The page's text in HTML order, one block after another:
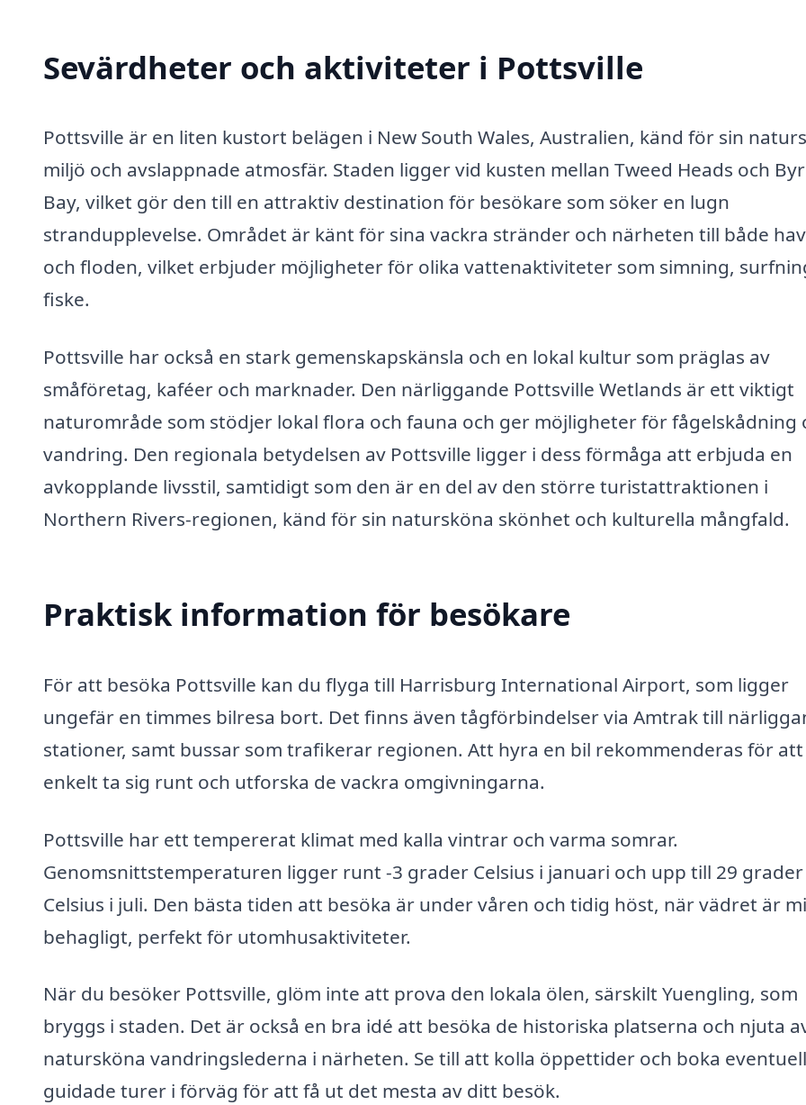
Sevärdheter och aktiviteter i Pottsville
Pottsville är en liten kustort belägen i New South Wales, Australien, känd för sin
miljö och avslappnade atmosfär. Staden ligger vid kusten mellan Tweed Heads och
Bay, vilket gör den till en attraktiv destination för besökare som söker en lugn
strandupplevelse. Området är känt för sina vackra stränder och närheten till både
och floden, vilket erbjuder möjligheter för olika vattenaktiviteter som simning,
fiske.
Pottsville har också en stark gemenskapskänsla och en lokal kultur som präglas av
småföretag, kaféer och marknader. Den närliggande Pottsville Wetlands är ett viktigt
naturområde som stödjer lokal flora och fauna och ger möjligheter för fågelskådning
vandring. Den regionala betydelsen av Pottsville ligger i dess förmåga att erbjuda en
avkopplande livsstil, samtidigt som den är en del av den större turistattraktionen i
Northern Rivers-regionen, känd för sin natursköna skönhet och kulturella mångfald.
Praktisk information för besökare
För att besöka Pottsville kan du flyga till Harrisburg International Airport, som ligger
ungefär en timmes bilresa bort. Det finns även tågförbindelser via Amtrak till
stationer, samt bussar som trafikerar regionen. Att hyra en bil rekommenderas för att
enkelt ta sig runt och utforska de vackra omgivningarna.
Pottsville har ett tempererat klimat med kalla vintrar och varma somrar.
Genomsnittstemperaturen ligger runt -3 grader Celsius i januari och upp till 29 grader
Celsius i juli. Den bästa tiden att besöka är under våren och tidig höst, när vädret är
behagligt, perfekt för utomhusaktiviteter.
När du besöker Pottsville, glöm inte att prova den lokala ölen, särskilt Yuengling, som
bryggs i staden. Det är också en bra idé att besöka de historiska platserna och njuta
natursköna vandringslederna i närheten. Se till att kolla öppettider och boka
guidade turer i förväg för att få ut det mesta av ditt besök.